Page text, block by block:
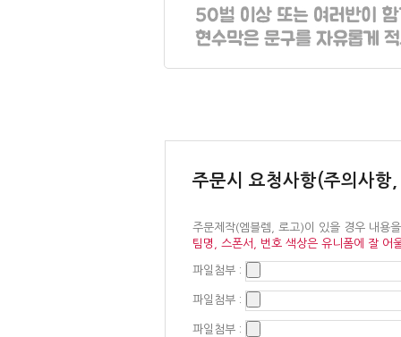
주문시 요청사항(주의사항
주문제작(엠블렘, 로고)이 있을 경우 내용
팀명, 스폰서, 번호 색상은 유니폼에 잘 어
파일첨부 :
파일첨부 :
파일첨부 :